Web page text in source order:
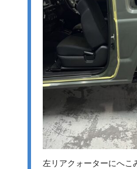
左リアクォーターにへこ